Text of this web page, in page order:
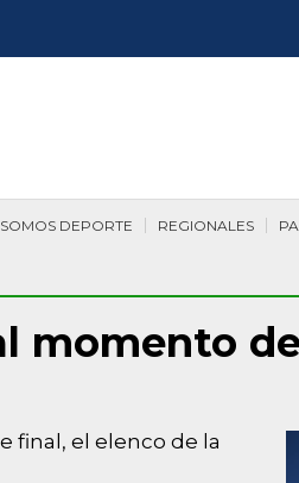
REGIONALES
SOMOS DEPORTE
momento
final, el elenco de la